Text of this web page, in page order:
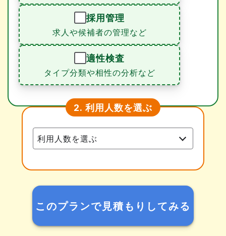
採用管理
求人や候補者の管理など
適性検査
タイプ分類や相性の分析など
2. 利用人数を選ぶ
このプランで見積もりしてみる